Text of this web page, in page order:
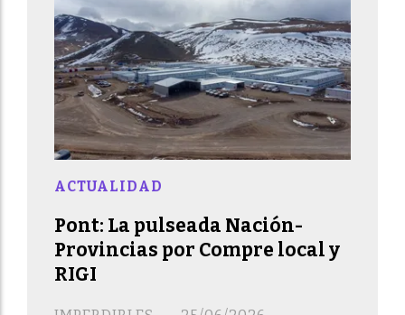
Pont: La pulseada Nación-
Provincias por Compre local y
RIGI
ACTUALIDAD